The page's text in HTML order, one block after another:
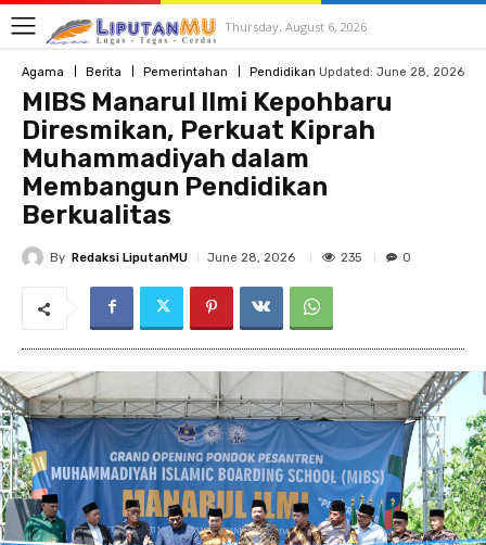
Thursday, August 6, 2026
Agama Berita Pemerintahan Pendidikan Updated: June 28, 2026
MIBS Manarul Ilmi Kepohbaru
Diresmikan, Perkuat Kiprah
Muhammadiyah dalam
Membangun Pendidikan
Berkualitas
By Redaksi LiputanMU June 28, 2026 235 0